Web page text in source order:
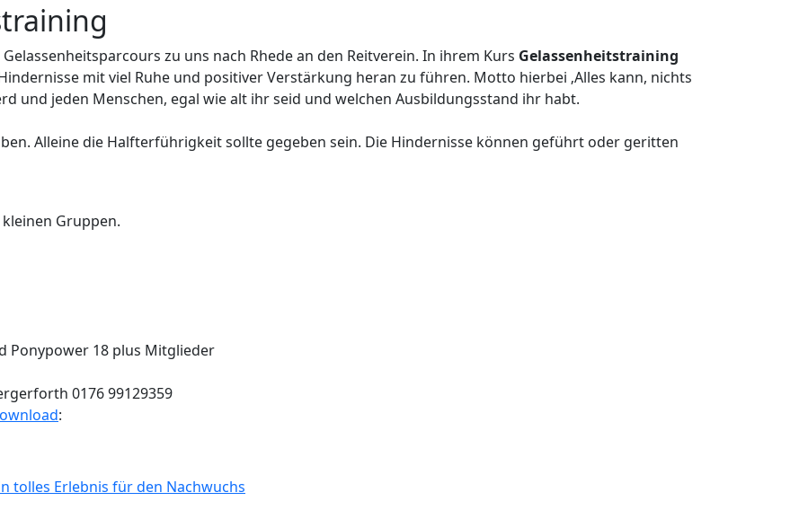
zu uns nach Rhede an den Reitverein. In ihrem Kurs Gelassenheitstraining
mit viel Ruhe und positiver Verstärkung heran zu führen. Motto hierbei ‚Alles kann, nichts
und jeden Menschen, egal wie alt ihr seid und welchen Ausbildungsstand ihr habt.
Alleine die Halfterführigkeit sollte gegeben sein. Die Hindernisse können geführt oder geritten
Gruppen.
Ponypower 18 plus Mitglieder
0176 99129359
:
tolles Erlebnis für den Nachwuchs